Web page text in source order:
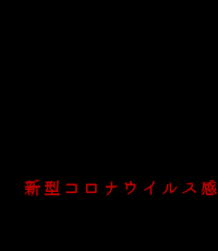
新型コロナウイルス